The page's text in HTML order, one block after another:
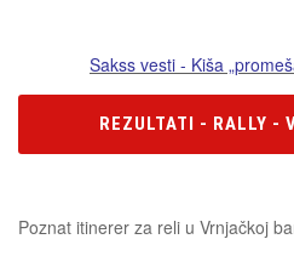
Sakss vesti - Kiša
REZULTATI - RALLY -
Poznat itinerer za reli u Vrnjačkoj